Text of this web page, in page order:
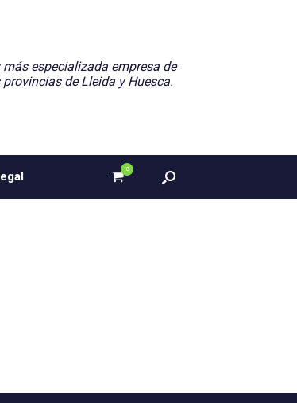
especializada empresa de
de Lleida y Huesca.
Ver
carrito
0